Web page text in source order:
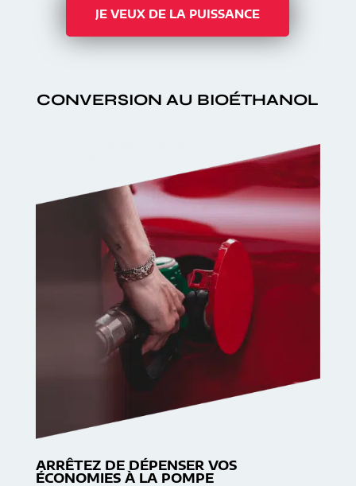
JE VEUX DE LA PUISSANCE
CONVERSION AU BIOÉTHANOL
ARRÊTEZ DE DÉPENSER VOS
ÉCONOMIES À LA POMPE